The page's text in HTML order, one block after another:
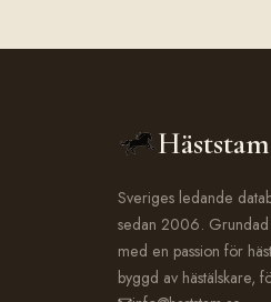
Häststam
Sveriges ledande
sedan 2006. Grundad
med en passion för
byggd av hästälskare,